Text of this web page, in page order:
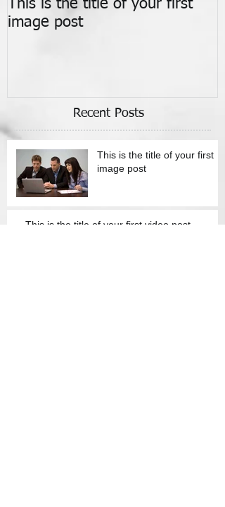
Recent Posts
This is the title of your first
image post
This is the title of your first
image post
This is the title of your first video post